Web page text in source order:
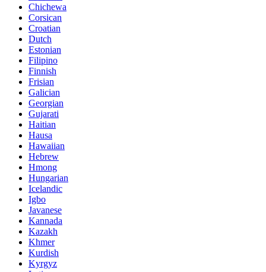
Chichewa
Corsican
Croatian
Dutch
Estonian
Filipino
Finnish
Frisian
Galician
Georgian
Gujarati
Haitian
Hausa
Hawaiian
Hebrew
Hmong
Hungarian
Icelandic
Igbo
Javanese
Kannada
Kazakh
Khmer
Kurdish
Kyrgyz